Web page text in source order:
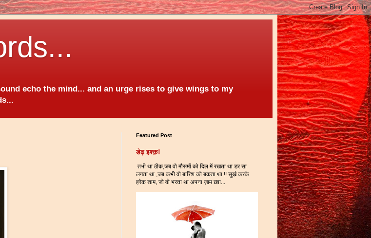
echo the mind... and an urge rises to give wings to my
Featured Post
डेढ़ इश्क़!
तभी था ठीक,जब वो मौसमों को दिल में रखता था डर सा
लगता था ,जब कभी वो बारिश को बकता था !! सुर्ख़ करके
हरेक शाम, जो वो भरता था अपना ज़ाम ख़्वा...